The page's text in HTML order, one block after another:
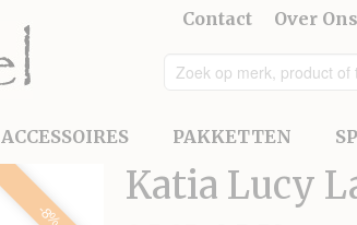
Contact Over Ons
ACCESSOIRES PAKKETTEN
-8%
Katia Lucy